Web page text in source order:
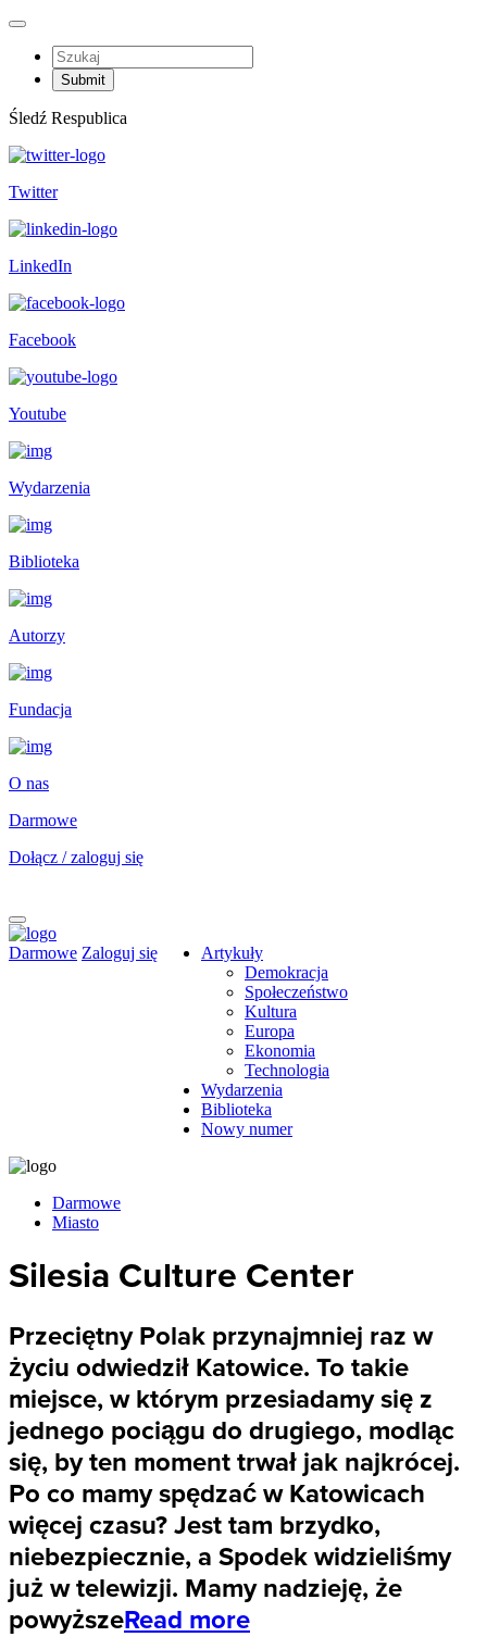
Śledź Respublica
Twitter
LinkedIn
Facebook
Youtube
Wydarzenia
Biblioteka
Autorzy
Fundacja
O nas
Darmowe
Dołącz / zaloguj się
Darmowe Zaloguj się
Artykuły
Demokracja
Społeczeństwo
Kultura
Europa
Ekonomia
Technologia
Wydarzenia
Biblioteka
Nowy numer
Darmowe
Miasto
Silesia Culture Center
Przeciętny Polak przynajmniej raz w
życiu odwiedził Katowice. To takie
miejsce, w którym przesiadamy się z
jednego pociągu do drugiego, modląc
się, by ten moment trwał jak najkrócej.
Po co mamy spędzać w Katowicach
więcej czasu? Jest tam brzydko,
niebezpiecznie, a Spodek widzieliśmy
już w telewizji. Mamy nadzieję, że
powyższeRead more